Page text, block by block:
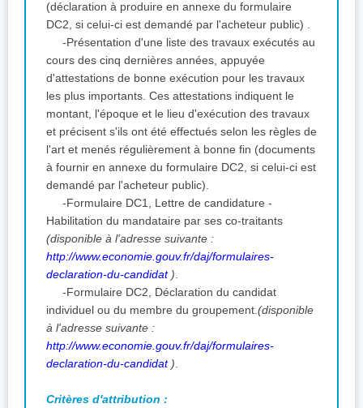
(déclaration à produire en annexe du formulaire
DC2, si celui-ci est demandé par l'acheteur public) .
-Présentation d'une liste des travaux exécutés au
cours des cinq dernières années, appuyée
d'attestations de bonne exécution pour les travaux
les plus importants. Ces attestations indiquent le
montant, l'époque et le lieu d'exécution des travaux
et précisent s'ils ont été effectués selon les règles de
l'art et menés régulièrement à bonne fin (documents
à fournir en annexe du formulaire DC2, si celui-ci est
demandé par l'acheteur public).
-Formulaire DC1, Lettre de candidature -
Habilitation du mandataire par ses co-traitants
(disponible à l'adresse suivante :
http://www.economie.gouv.fr/daj/formulaires-
declaration-du-candidat)
-Formulaire DC2, Déclaration du candidat
individuel ou du membre du groupement. (disponible
à l'adresse suivante :
http://www.economie.gouv.fr/daj/formulaires-
declaration-du-candidat)
Critères d'attribution :